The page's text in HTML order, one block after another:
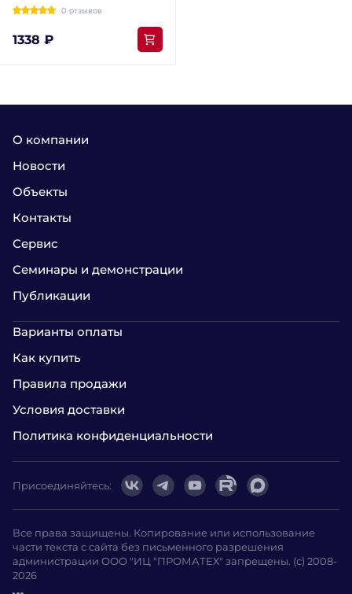
0 отзывов
1338 ₽
О компании
Новости
Объекты
Контакты
Сервис
Семинары и демонстрации
Публикации
Варианты оплаты
Как купить
Правила продажи
Условия доставки
Политика конфиденциальности
Все права защищены. Копирование или использование
части текста с сайта без письменного разрешения
администрации ООО "ИЦ "ПРОМАТЕХ" запрещены. (с) 2008-
2026
Присоединяйтесь: